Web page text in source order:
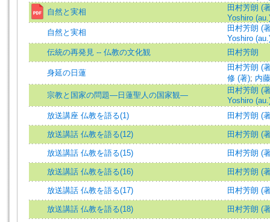
自然と実相
田村芳朗 (
Yoshiro
自然と実相
田村芳朗 (
Yoshiro
伝統の再発見 -- 仏教の文化観
田村芳朗
身延の日蓮
田村芳朗 (
修 (著); 内
宗教と国家の問題―日蓮聖人の国家観―
田村芳朗 (
Yoshiro
放送講座 仏教を語る(1)
田村芳朗 (
放送講話 仏教を語る(12) 田村芳朗 (
放送講話 仏教を語る(15) 田村芳朗 (
放送講話 仏教を語る(16) 田村芳朗 (
放送講話 仏教を語る(17) 田村芳朗 (
放送講話 仏教を語る(18) 田村芳朗 (